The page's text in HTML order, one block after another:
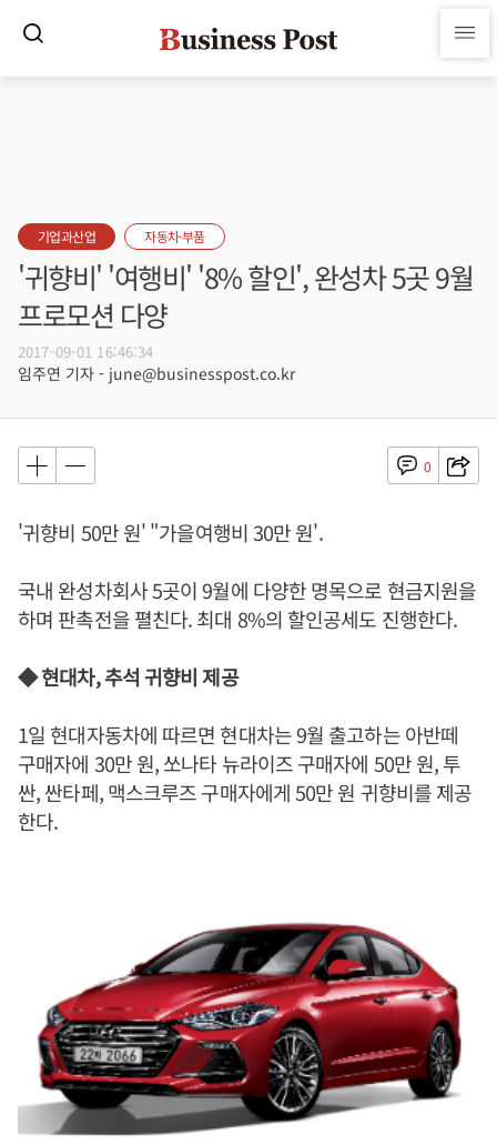
기업과산업 자동차·부품
'귀향비' '여행비' '8% 할인', 완성차 5곳 9월
프로모션 다양
2017-09-01 16:46:34
임주연 기자 - june@businesspost.co.kr
0
'귀향비 50만 원' "가을여행비 30만 원'.
국내 완성차회사 5곳이 9월에 다양한 명목으로 현금지원을
하며 판촉전을 펼친다. 최대 8%의 할인공세도 진행한다.
◆ 현대차, 추석 귀향비 제공
1일 현대자동차에 따르면 현대차는 9월 출고하는 아반떼
구매자에 30만 원, 쏘나타 뉴라이즈 구매자에 50만 원, 투
싼, 싼타페, 맥스크루즈 구매자에게 50만 원 귀향비를 제공
한다.